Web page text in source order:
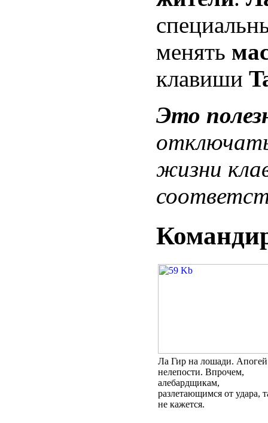
менять
клавиши
Это
жизни
Ла Гир на лошади. Апогей
нелепости. Впрочем,
алебардщикам,
разлетающимся от удара,
не кажется.